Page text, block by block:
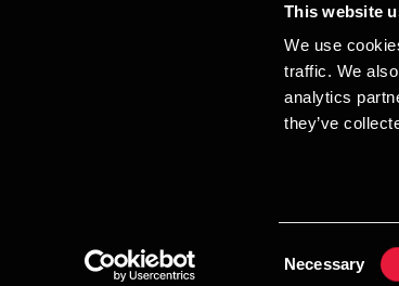
This website
We use
traffic. We
analytics
they’ve
Necessary
Juridisk og privatliv